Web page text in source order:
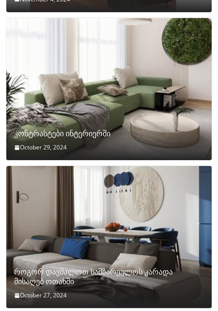
კონტრასტები ინტერიერში
October 29, 2024
როგორ დავმალოთ სამზარეულოს კარადა
მისაღებ ოთახში
October 27, 2024